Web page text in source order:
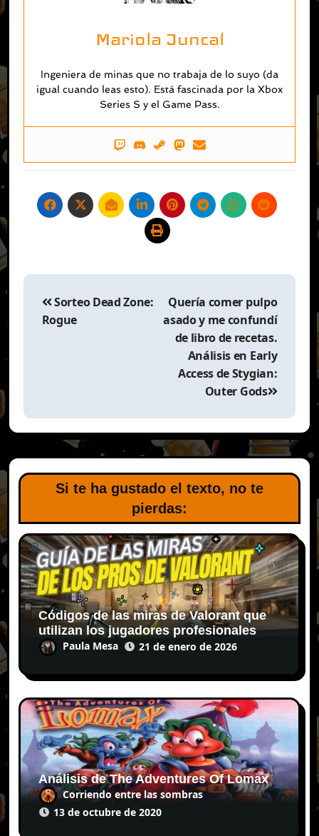
Mariola Juncal
Ingeniera de minas que no trabaja de lo suyo (da
igual cuando leas esto). Está fascinada por la Xbox
Series S y el Game Pass.
Navegación
entradas
Sorteo Dead Zone:
Rogue
Quería comer pulpo
asado y me confundí
de libro de recetas.
Análisis en Early
Access de Stygian:
Outer Gods
Si te ha gustado el texto, no te
pierdas:
Códigos de las miras de Valorant que
utilizan los jugadores profesionales
Paula Mesa 21 de enero de 2026
Análisis de The Adventures Of Lomax
Corriendo entre las sombras
13 de octubre de 2020